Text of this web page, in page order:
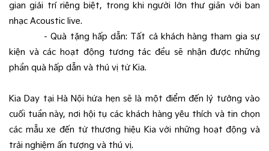
gian giải trí riêng biệt, trong khi người lớn thư giãn với ban
nhạc Acoustic live.
- Quà tặng hấp dẫn: Tất cả khách hàng tham gia sự
kiện và các hoạt động tương tác đều sẽ nhận được những
phần quà hấp dẫn và thú vị từ Kia.
Kia Day tại Hà Nội hứa hẹn sẽ là một điểm đến lý tưởng vào
cuối tuần này, nơi hội tụ các khách hàng yêu thích và tin chọn
các mẫu xe đến từ thương hiệu Kia với những hoạt động và
trải nghiệm ấn tượng và thú vị.